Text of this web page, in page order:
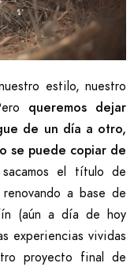
estilo, nuestro
queremos dejar
de un día a otro,
se puede copiar de
el título de
a base de
(aún a día de hoy
experiencias vividas
proyecto final de